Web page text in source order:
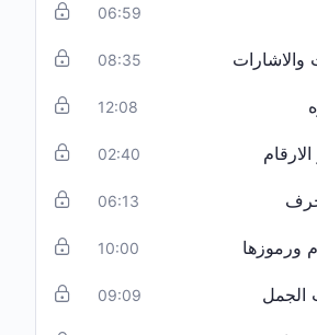
لكل من يسعى لفهم أسرار الحياة
والحروف، واستخدامها في التطور
السرية لحياتك؟ انضم إلينا
06:59
والاشارات 08:35
12:08
02:40
06:13
ورموزها 10:00
09:09